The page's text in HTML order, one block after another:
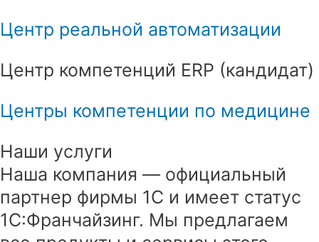
Центр реальной автоматизации
Центр компетенций ERP (кандидат)
Центры компетенции по медицине
Наши услуги
Наша компания — официальный
партнер фирмы 1С и имеет статус
1С:Франчайзинг. Мы предлагаем